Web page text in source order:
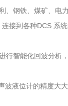
、钢铁、煤矿、
接到各种DCS 系
行智能化回波分析
液位计的精度大